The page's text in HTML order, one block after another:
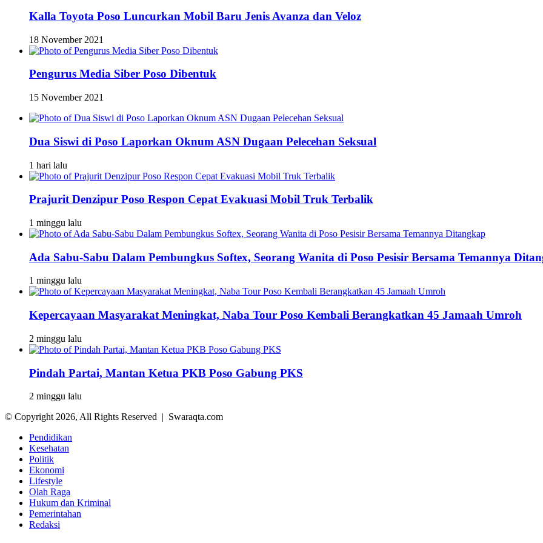
Kalla Toyota Poso Luncurkan Mobil Baru Jenis Avanza dan Veloz
18 November 2021
Pengurus Media Siber Poso Dibentuk
15 November 2021
Dua Siswi di Poso Laporkan Oknum ASN Dugaan Pelecehan Seksual
1 hari lalu
Prajurit Denzipur Poso Respon Cepat Evakuasi Mobil Truk Terbalik
1 minggu lalu
Ada Sabu-Sabu Dalam Pembungkus Softex, Seorang Wanita di Poso Pesisir Bersama Temannya
1 minggu lalu
Kepercayaan Masyarakat Meningkat, Naba Tour Poso Kembali Berangkatkan 45 Jamaah Umroh
2 minggu lalu
Pindah Partai, Mantan Ketua PKB Poso Gabung PKS
2 minggu lalu
© Copyright 2026, All Rights Reserved | Swaraqta.com
Pendidikan
Kesehatan
Politik
Ekonomi
Lifestyle
Olah Raga
Hukum dan Kriminal
Pemerintahan
Redaksi